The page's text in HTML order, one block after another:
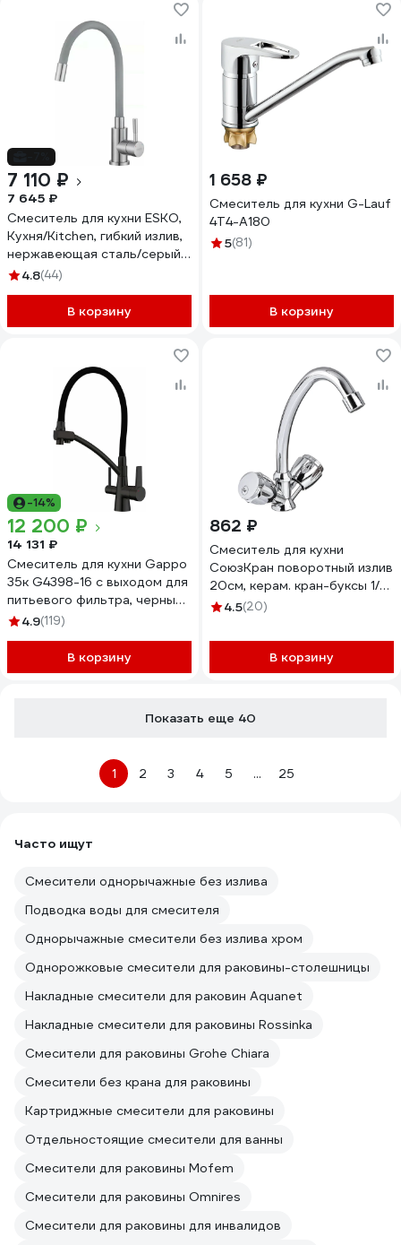
7 110 ₽
7 645 ₽
Смеситель для кухни ESKO,
Кухня/Kitchen, гибкий излив,
нержавеющая сталь/серый,
K44SG
4.8(44)
В корзину
1 658 ₽
Смеситель для кухни G-Lauf
4T4-A180
5(81)
В корзину
-14%
12 200 ₽
14 131 ₽
Смеситель для кухни Gappo
35к G4398-16 с выходом для
питьевого фильтра, черный
549409
4.9(119)
В корзину
862 ₽
Смеситель для кухни
СоюзКран поворотный излив
20см, керам. кран-буксы 1/2,
хром, SK01-T215 566-010
4.5(20)
В корзину
Показать еще 40
1 2 3 4 5 ... 25
Часто ищут
Смесители однорычажные без излива
Подводка воды для смесителя
Однорычажные смесители без излива хром
Однорожковые смесители для раковины-столешницы
Накладные смесители для раковин Aquanet
Накладные смесители для раковины Rossinka
Смесители для раковины Grohe Chiara
Смесители без крана для раковины
Картриджные смесители для раковины
Отдельностоящие смесители для ванны
Смесители для раковины Mofem
Смесители для раковины Omnires
Смесители для раковины для инвалидов